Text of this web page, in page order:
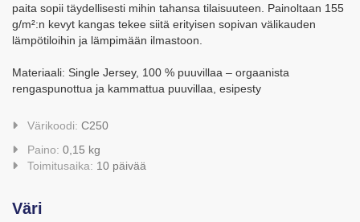
paita sopii täydellisesti mihin tahansa tilaisuuteen. Painoltaan 155
g/m²:n kevyt kangas tekee siitä erityisen sopivan välikauden
lämpötiloihin ja lämpimään ilmastoon.
Materiaali: Single Jersey, 100 % puuvillaa – orgaanista
rengaspunottua ja kammattua puuvillaa, esipesty
Värikoodi: C250
Paino: 0,15 kg
Toimitusaika: 10 päivää
Väri